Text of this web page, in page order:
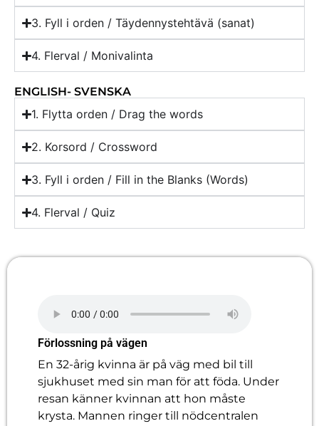
3. Fyll i orden / Täydennystehtävä (sanat)
4. Flerval / Monivalinta
ENGLISH- SVENSKA
1. Flytta orden / Drag the words
2. Korsord / Crossword
3. Fyll i orden / Fill in the Blanks (Words)
4. Flerval / Quiz
Förlossning på vägen
En 32-årig kvinna är på väg med bil till
sjukhuset med sin man för att föda. Under
resan känner kvinnan att hon måste
krysta. Mannen ringer till nödcentralen